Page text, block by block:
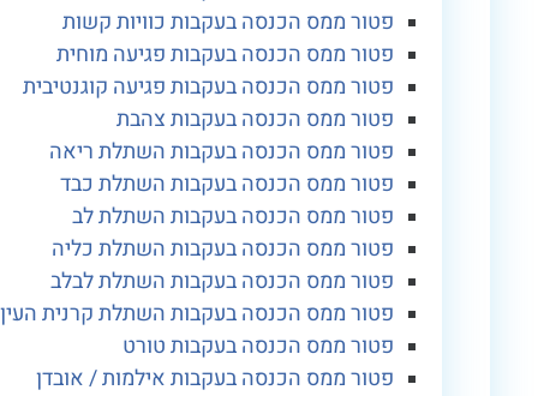
פטור ממס הכנסה בעקבות כוויות קשות
פטור ממס הכנסה בעקבות פגיעה מוחית
פטור ממס הכנסה בעקבות פגיעה קוגנטיבית
פטור ממס הכנסה בעקבות צהבת
פטור ממס הכנסה בעקבות השתלת ריאה
פטור ממס הכנסה בעקבות השתלת כבד
פטור ממס הכנסה בעקבות השתלת לב
פטור ממס הכנסה בעקבות השתלת כליה
פטור ממס הכנסה בעקבות השתלת לבלב
פטור ממס הכנסה בעקבות השתלת קרנית העין
פטור ממס הכנסה בעקבות טורט
פטור ממס הכנסה בעקבות אילמות / אובדן